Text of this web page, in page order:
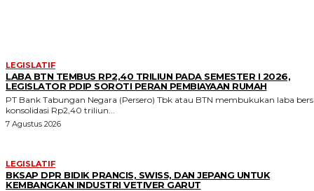
LEGISLATIF
LABA BTN TEMBUS RP2,40 TRILIUN PADA SEMESTER I 2026,
LEGISLATOR PDIP SOROTI PERAN PEMBIAYAAN RUMAH
PT Bank Tabungan Negara (Persero) Tbk atau BTN membukukan laba
konsolidasi Rp2,40 triliun...
7 Agustus 2026
LEGISLATIF
BKSAP DPR BIDIK PRANCIS, SWISS, DAN JEPANG UNTUK
KEMBANGKAN INDUSTRI VETIVER GARUT